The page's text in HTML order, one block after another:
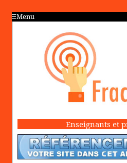
Menu
Enseignants et